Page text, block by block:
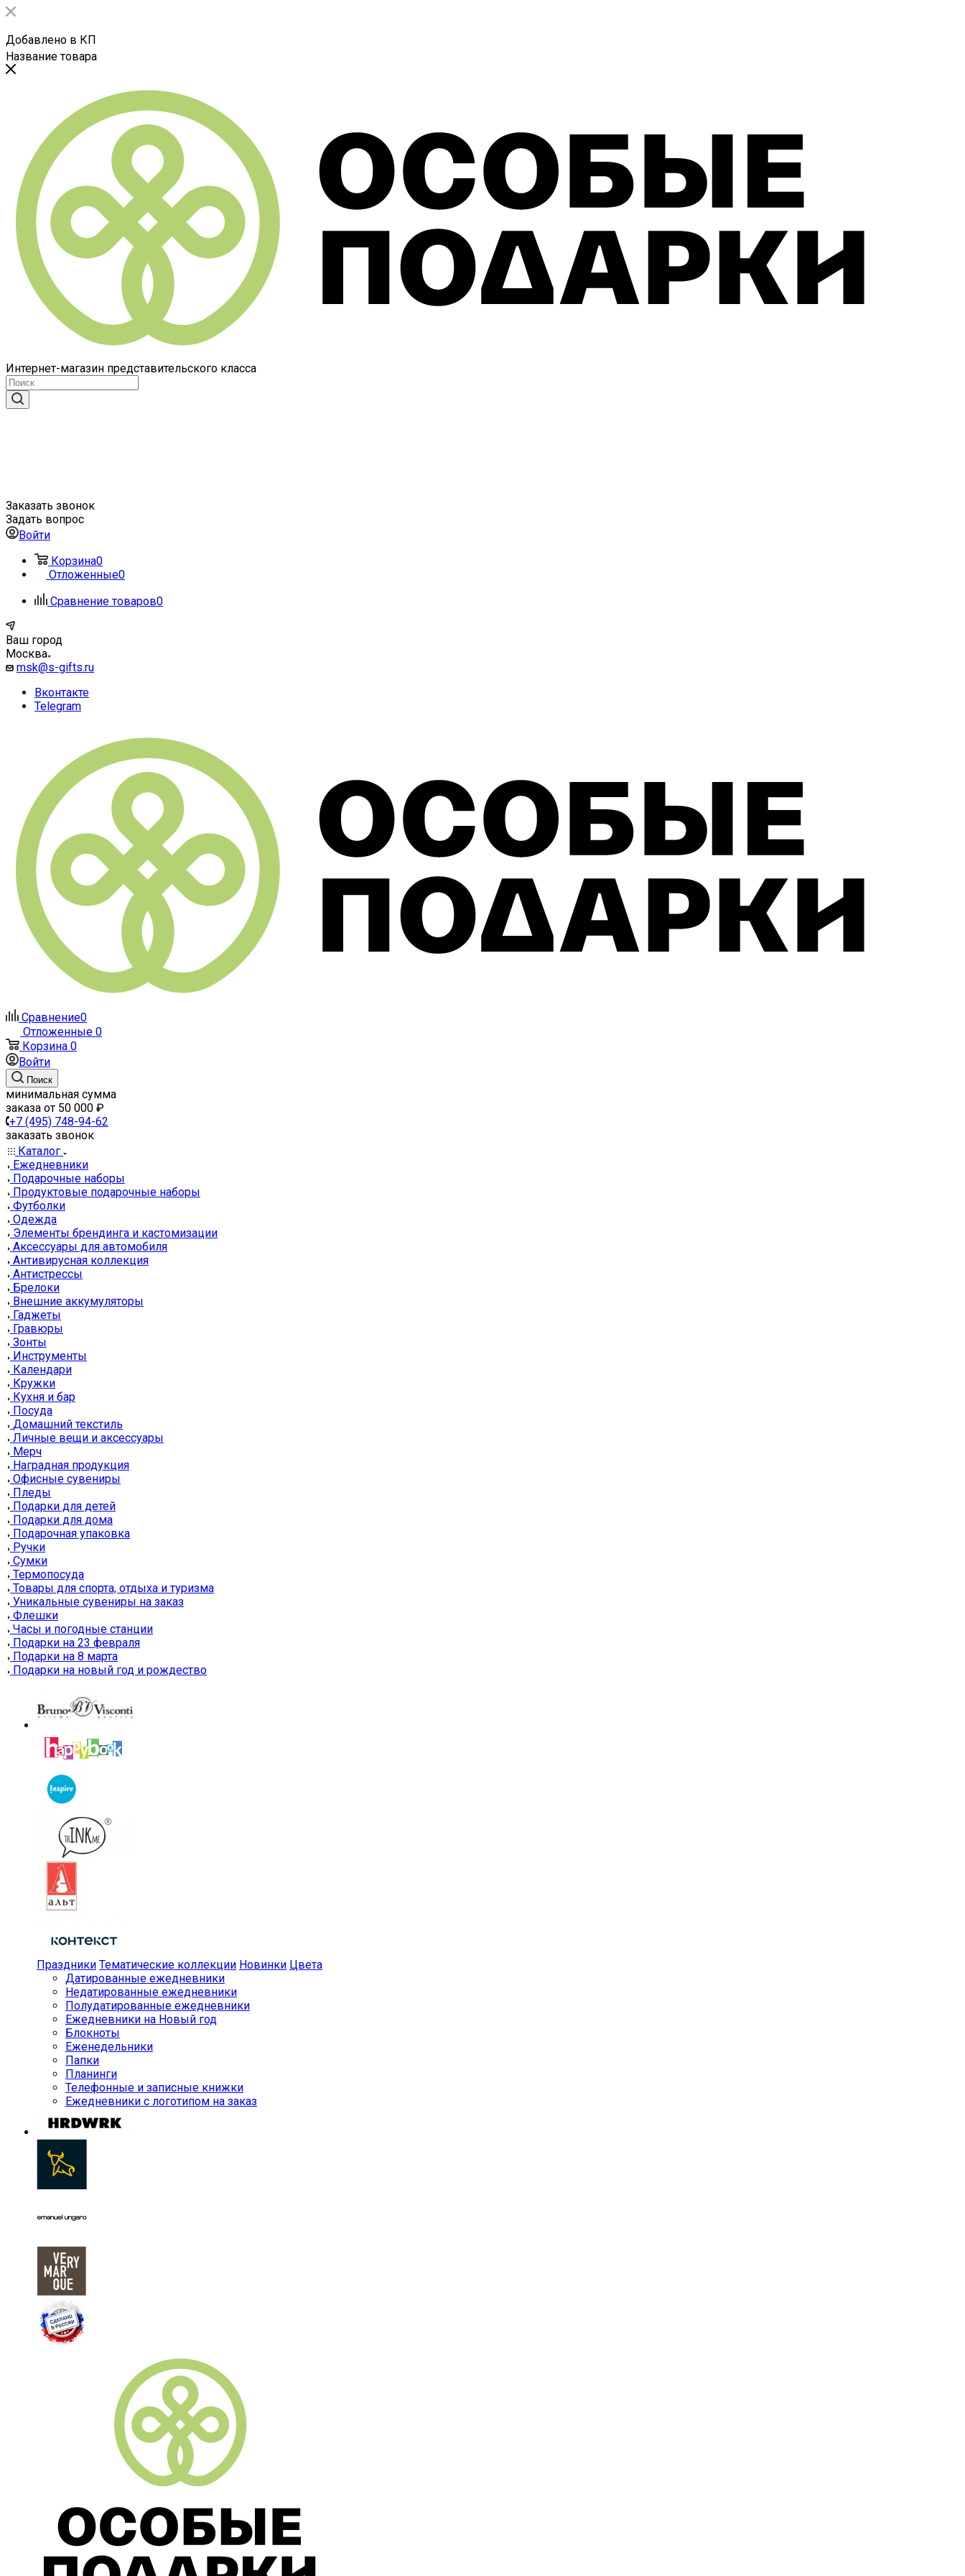
Добавлено в КП
Название товара
Интернет-магазин представительского класса
Заказать звонок
Задать вопрос
Войти
Корзина0
Отложенные0
Сравнение товаров0
Ваш город
Москва
msk@s-gifts.ru
Вконтакте
Telegram
Сравнение0
Отложенные 0
Корзина 0
Войти
Поиск
минимальная сумма
заказа от 50 000 ₽
+7 (495) 748-94-62
заказать звонок
Каталог
Ежедневники
Подарочные наборы
Продуктовые подарочные наборы
Футболки
Одежда
Элементы брендинга и кастомизации
Аксессуары для автомобиля
Антивирусная коллекция
Антистрессы
Брелоки
Внешние аккумуляторы
Гаджеты
Гравюры
Зонты
Инструменты
Календари
Кружки
Кухня и бар
Посуда
Домашний текстиль
Личные вещи и аксессуары
Мерч
Наградная продукция
Офисные сувениры
Пледы
Подарки для детей
Подарки для дома
Подарочная упаковка
Ручки
Сумки
Термопосуда
Товары для спорта, отдыха и туризма
Уникальные сувениры на заказ
Флешки
Часы и погодные станции
Подарки на 23 февраля
Подарки на 8 марта
Подарки на новый год и рождество
Праздники Тематические коллекции Новинки Цвета
Датированные ежедневники
Недатированные ежедневники
Полудатированные ежедневники
Ежедневники на Новый год
Блокноты
Еженедельники
Папки
Планинги
Телефонные и записные книжки
Ежедневники с логотипом на заказ